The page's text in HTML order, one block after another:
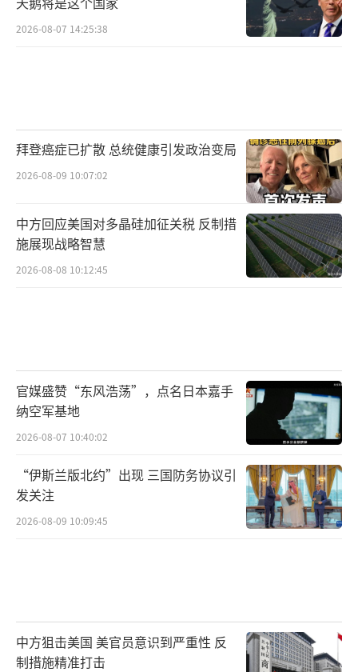
2026-08-07 14:25:38
拜登癌症已扩散 总统健康引发政治变局
2026-08-09 10:07:02
中方回应美国对多晶硅加征关税 反制措
施展现战略智慧
2026-08-08 10:12:45
官媒盛赞“东风浩荡”，点名日本嘉手
纳空军基地
2026-08-07 10:40:02
“伊斯兰版北约”出现 三国防务协议引
发关注
2026-08-09 10:09:45
中方狙击美国 美官员意识到严重性 反
制措施精准打击